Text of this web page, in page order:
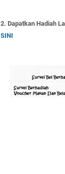
2. Dapatkan Hadiah
SINI